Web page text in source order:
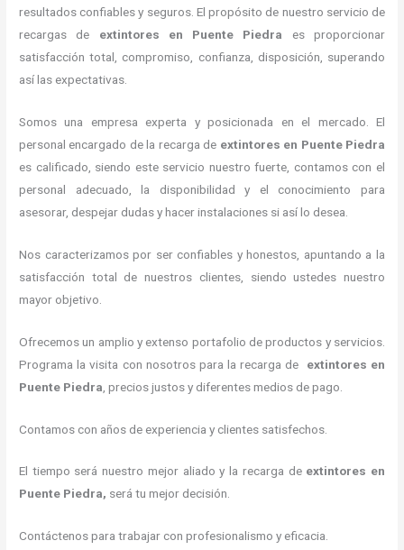
resultados confiables y seguros. El propósito de nuestro servicio de
recargas de extintores en Puente Piedra es proporcionar
satisfacción total, compromiso, confianza, disposición, superando
así las expectativas.
Somos una empresa experta y posicionada en el mercado. El
personal encargado de la recarga de extintores en Puente Piedra
es calificado, siendo este servicio nuestro fuerte, contamos con el
personal adecuado, la disponibilidad y el conocimiento para
asesorar, despejar dudas y hacer instalaciones si así lo desea.
Nos caracterizamos por ser confiables y honestos, apuntando a la
satisfacción total de nuestros clientes, siendo ustedes nuestro
mayor objetivo.
Ofrecemos un amplio y extenso portafolio de productos y servicios.
Programa la visita con nosotros para la recarga de extintores en
Puente Piedra , precios justos y diferentes medios de pago.
Contamos con años de experiencia y clientes satisfechos.
El tiempo será nuestro mejor aliado y la recarga de extintores en
Puente Piedra, será tu mejor decisión.
Contáctenos para trabajar con profesionalismo y eficacia.